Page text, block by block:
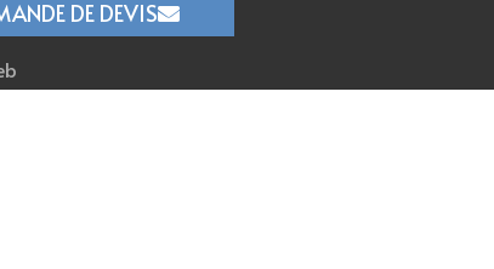
DE DEVIS